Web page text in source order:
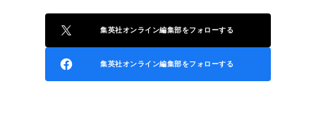
集英社オンライン編集部をフォローする
集英社オンライン編集部をフォローする